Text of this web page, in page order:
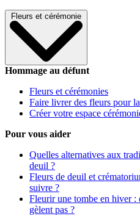
Fleurs et cérémonie
Hommage au défunt
Fleurs et cérémonies
Faire livrer des fleurs pour
Créer votre espace
Pour vous aider
Quelles alternatives aux
deuil ?
Fleurs de deuil et
suivre ?
Fleurir une tombe en hiver :
gèlent pas ?